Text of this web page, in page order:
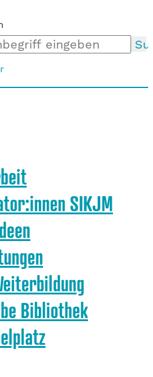
SIKJM
Bibliothek